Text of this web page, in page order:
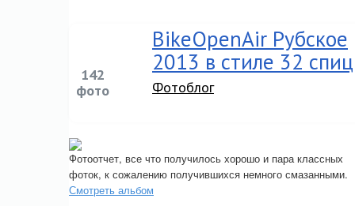
142
фото
BikeOpenAir Рубское
2013 в стиле 32
Фотоблог
Фотоотчет, все что получилось хорошо и пара классных
фоток, к сожалению получившихся немного смазанными.
Смотреть альбом